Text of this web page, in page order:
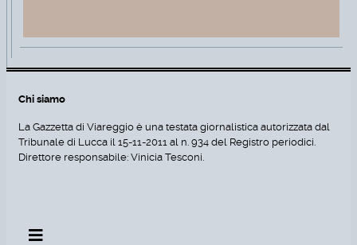
Chi siamo
La Gazzetta di Viareggio è una testata giornalistica autorizzata dal
Tribunale di Lucca il 15-11-2011 al n. 934 del Registro periodici.
Direttore responsabile: Vinicia Tesconi.